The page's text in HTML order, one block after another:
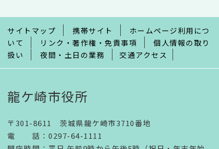
で
サイトマップ 携帯サイト
ホームページ利用につ
いて
リンク・著作権・免責事項
個人情報の取り
扱い
夜間・土日の業務 交通アクセス
龍ケ崎市役所
〒301-8611 茨城県龍ケ崎市3710番地
電話 ： 0297-64-1111